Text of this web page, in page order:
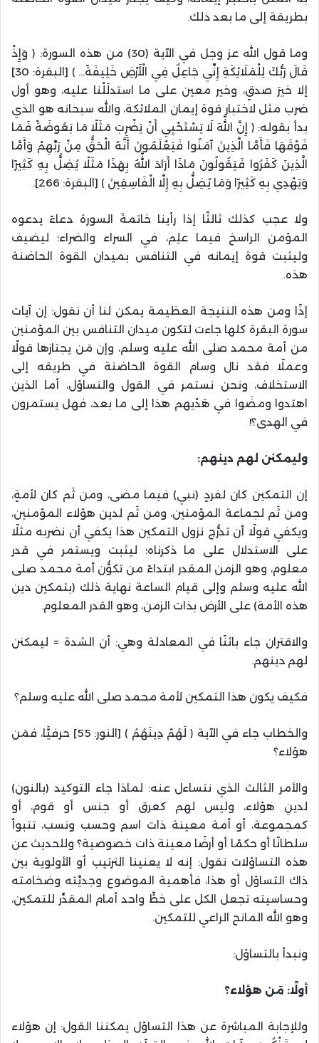
بطريقة إلى ما بعد ذلك.
وما قول الله عز وجل في الآية (30) من هذه السورة: ﴿ وَإِذْ
قَالَ رَبُّكَ لِلْمَلَائِكَةِ إِنِّي جَاعِلٌ فِي الْأَرْضِ خَلِيفَةً… ﴾ [البقرة: 30]
إلا خيرَ صدقٍ، وخير معين على ما استدلَلْنا عليه، وهو أول
ضرب مثل لاختبار قوة إيمان الملائكة، والله سبحانه هو الذي
بدأ بقوله: ﴿ إِنَّ اللَّهَ لَا يَسْتَحْيِي أَنْ يَضْرِبَ مَثَلًا مَا بَعُوضَةً فَمَا
فَوْقَهَا فَأَمَّا الَّذِينَ آمَنُوا فَيَعْلَمُونَ أَنَّهُ الْحَقُّ مِنْ رَبِّهِمْ وَأَمَّا
الَّذِينَ كَفَرُوا فَيَقُولُونَ مَاذَا أَرَادَ اللَّهُ بِهَذَا مَثَلًا يُضِلُّ بِهِ كَثِيرًا
وَيَهْدِي بِهِ كَثِيرًا وَمَا يُضِلُّ بِهِ إِلَّا الْفَاسِقِينَ ﴾ [البقرة: 266].
ولا عجب كذلك ثالثًا إذا رأينا خاتمةَ السورة دعاءً يدعوه
المؤمن الراسخ فيما علِم، في السراء والضراء؛ ليضيف
وليثبت قوة إيمانه في التنافس بميدان القوة الحاضنة
هذه.
إذًا ومن هذه النتيجة العظيمة يمكن لنا أن نقول: إن آيات
سورة البقرة كلها جاءت لتكون ميدان التنافس بين المؤمنين
من أمة محمد صلى الله عليه وسلم، وإن مَن يجتازها قولًا
وعملًا فقد نال وسام القوة الحاضنة في طريقه إلى
الاستخلاف، ونحن نستمر في القول والتساؤل، أما الذين
اهتدوا ومضَوا في هَدْيهم هذا إلى ما بعد، فهل يستمرون
في الهدى؟!
وليمكنن لهم دينهم:
إن التمكين كان لفردٍ (نبي) فيما مضى، ومن ثَم كان لأمةٍ،
ومن ثَم لجماعة المؤمنين، ومن ثَم لدين هؤلاء المؤمنين،
ويكفي قولًا أن تدرُّج نزول التمكين هذا يكفي أن نضربه مثلًا
على الاستدلال على ما ذكرناه؛ ليثبت ويستمر في قدر
معلوم، وهو الزمن المقدر ابتداءً من تكوُّن أمة محمد صلى
الله عليه وسلم وإلى قيام الساعة نهاية ذلك (بتمكين دين
هذه الأمة) على الأرض بذات الزمن، وهو القدر المعلوم.
والاقتران جاء بائنًا في المعادلة وهي: أن الشدة = ليمكنن
لهم دينهم.
فكيف يكون هذا التمكين لأمة محمد صلى الله عليه وسلم؟
والخطاب جاء في الآية ﴿ لَهُمْ دِينَهُمُ ﴾ [النور: 55] حرفيًّا، فمَن
هؤلاء؟
والأمر الثالث الذي نتساءل عنه: لماذا جاء التوكيد (بالنون)
لدينِ هؤلاء، وليس لهم كعرق أو جنس أو قوم، أو
كمجموعة، أو أمة معينة ذات اسم وحسب ونسب، تتبوأ
سلطانًا أو حكمًا أو أرضًا معينة ذات خصوصية؟ وللحديث عن
هذه التساؤلات نقول: إنه لا يعنينا الترتيب أو الأولوية بين
ذاك التساؤل أو هذا، فأهمية الموضوع وجديَّته وضخامته
وحساسيته تجعل الكل على خطٍّ واحد أمام المقدِّر للتمكين،
وهو الله المانح الراعي للتمكين.
ونبدأ بالتساؤل:
أولًا: مَن هؤلاء؟
وللإجابة المباشرة عن هذا التساؤل يمكننا القول: إن هؤلاء